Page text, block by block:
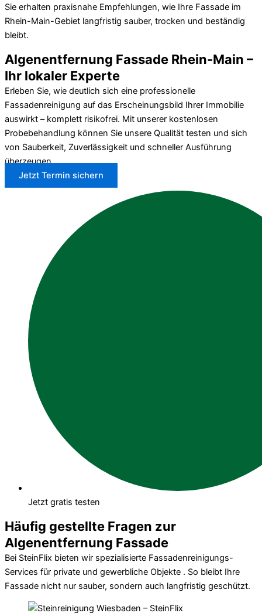
Sie erhalten praxisnahe Empfehlungen, wie Ihre Fassade im
Rhein-Main-Gebiet langfristig sauber, trocken und beständig
bleibt.
Algenentfernung Fassade Rhein-Main –
Ihr lokaler Experte
Erleben Sie, wie deutlich sich eine professionelle
Fassadenreinigung auf das Erscheinungsbild Ihrer Immobilie
auswirkt – komplett risikofrei. Mit unserer kostenlosen
Probebehandlung können Sie unsere Qualität testen und sich
von Sauberkeit, Zuverlässigkeit und schneller Ausführung
überzeugen.
Jetzt Termin sichern
Jetzt gratis testen
Häufig gestellte Fragen zur
Algenentfernung Fassade
Bei SteinFlix bieten wir spezialisierte Fassadenreinigungs-
Services für private und gewerbliche Objekte . So bleibt Ihre
Fassade nicht nur sauber, sondern auch langfristig geschützt.